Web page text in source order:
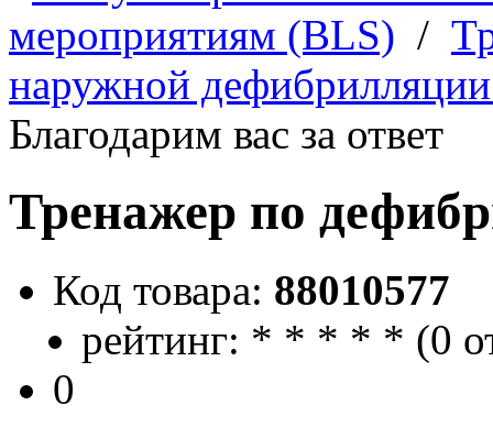
мероприятиям (BLS) /
наружной
Благодарим вас за ответ
Тренажер по
Код товара: 88010577
рейтинг: * * * * * (0
0